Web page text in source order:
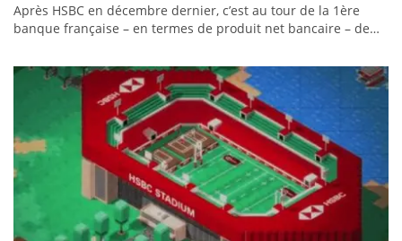
Après HSBC en décembre dernier, c’est au tour de la 1ère
banque française – en termes de produit net bancaire – de…